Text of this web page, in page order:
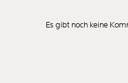
Es gibt noch keine